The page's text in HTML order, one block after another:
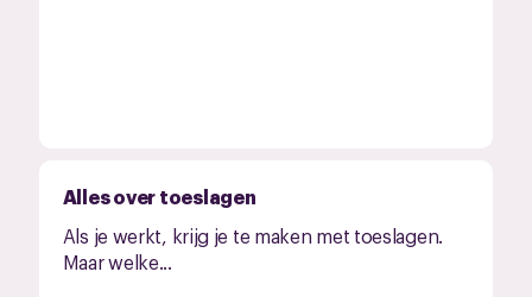
Alles over toeslagen
Als je werkt, krijg je te maken met toeslagen.
Maar welke...